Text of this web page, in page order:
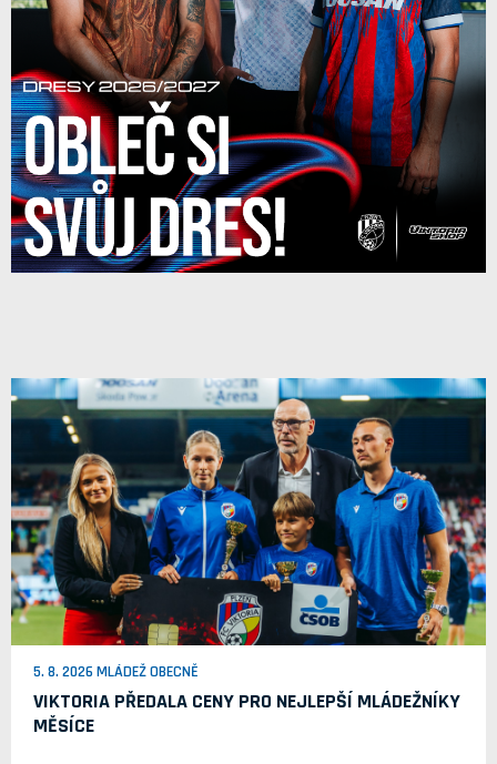
5. 8. 2026 MLÁDEŽ OBECNĚ
VIKTORIA PŘEDALA CENY PRO NEJLEPŠÍ MLÁDEŽNÍKY
MĚSÍCE